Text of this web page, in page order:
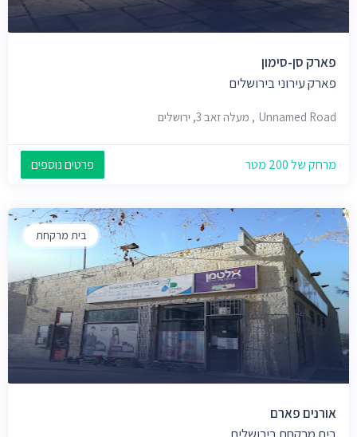
פארק סן-סימון
פארק עירוני בירושלים
Unnamed Road, מעלה זאב 3, ירושלים
מרחק של 200 מטר פרטים נוספים
בית מרקחת
אורנים פארם